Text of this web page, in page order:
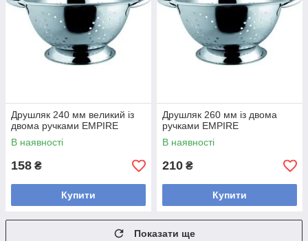
Друшляк 240 мм великий із
двома ручками EMPIRE
В наявності
158 ₴
Купити
Друшляк 260 мм із двома
ручками EMPIRE
В наявності
210 ₴
Купити
Показати ще